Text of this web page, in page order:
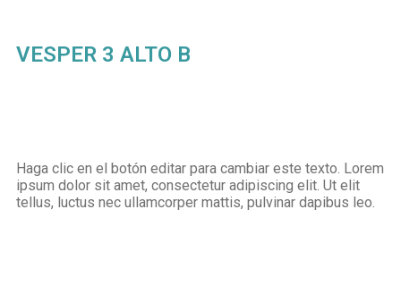
VESPER 3 ALTO B
Haga clic en el botón editar para cambiar este texto. Lorem
ipsum dolor sit amet, consectetur adipiscing elit. Ut elit
tellus, luctus nec ullamcorper mattis, pulvinar dapibus leo.